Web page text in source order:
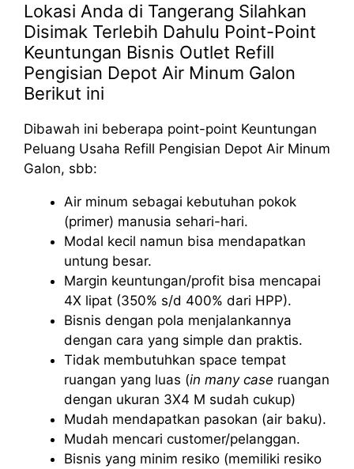
Lokasi Anda di Tangerang Silahkan
Disimak Terlebih Dahulu Point-Point
Keuntungan Bisnis Outlet Refill
Pengisian Depot Air Minum Galon
Berikut ini
Dibawah ini beberapa point-point Keuntungan
Peluang Usaha Refill Pengisian Depot Air Minum
Galon, sbb:
Air minum sebagai kebutuhan pokok
(primer) manusia sehari-hari.
Modal kecil namun bisa mendapatkan
untung besar.
Margin keuntungan/profit bisa mencapai
4X lipat (350% s/d 400% dari HPP).
Bisnis dengan pola menjalankannya
dengan cara yang simple dan praktis.
Tidak membutuhkan space tempat
ruangan yang luas (in many case ruangan
dengan ukuran 3X4 M sudah cukup)
Mudah mendapatkan pasokan (air baku).
Mudah mencari customer/pelanggan.
Bisnis yang minim resiko (memiliki resiko